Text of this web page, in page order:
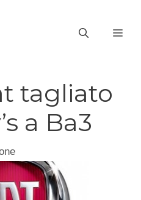
tagliato
a Ba3